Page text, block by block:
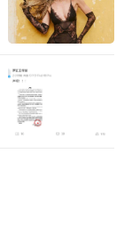
4日8:00上
4集，8月5日
14日更新2